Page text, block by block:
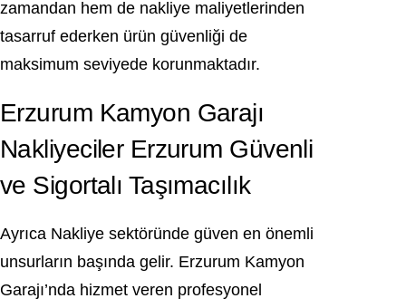
zamandan hem de nakliye maliyetlerinden
tasarruf ederken ürün güvenliği de
maksimum seviyede korunmaktadır.
Erzurum Kamyon Garajı
Nakliyeciler Erzurum Güvenli
ve Sigortalı Taşımacılık
Ayrıca Nakliye sektöründe güven en önemli
unsurların başında gelir. Erzurum Kamyon
Garajı’nda hizmet veren profesyonel